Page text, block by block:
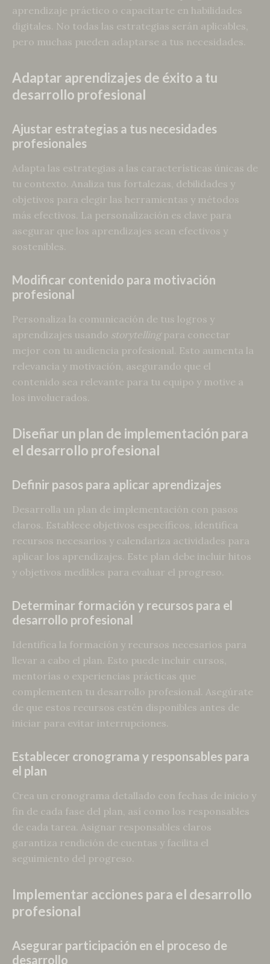
aprendizaje práctico o capacitarte en habilidades
digitales. No todas las estrategias serán aplicables,
pero muchas pueden adaptarse a tus necesidades.
Adaptar aprendizajes de éxito a tu
desarrollo profesional
Ajustar estrategias a tus necesidades
profesionales
Adapta las estrategias a las características únicas de
tu contexto. Analiza tus fortalezas, debilidades y
objetivos para elegir las herramientas y métodos
más efectivos. La personalización es clave para
asegurar que los aprendizajes sean efectivos y
sostenibles.
Modificar contenido para motivación
profesional
Personaliza la comunicación de tus logros y
aprendizajes usando storytellingpara conectar
mejor con tu audiencia profesional. Esto aumenta la
relevancia y motivación, asegurando que el
contenido sea relevante para tu equipo y motive a
los involucrados.
Diseñar un plan de implementación para
el desarrollo profesional
Definir pasos para aplicar aprendizajes
Desarrolla un plan de implementación con pasos
claros. Establece objetivos específicos, identifica
recursos necesarios y calendariza actividades para
aplicar los aprendizajes. Este plan debe incluir hitos
y objetivos medibles para evaluar el progreso.
Determinar formación y recursos para el
desarrollo profesional
Identifica la formación y recursos necesarios para
llevar a cabo el plan. Esto puede incluir cursos,
mentorías o experiencias prácticas que
complementen tu desarrollo profesional. Asegúrate
de que estos recursos estén disponibles antes de
iniciar para evitar interrupciones.
Establecer cronograma y responsables para
el plan
Crea un cronograma detallado con fechas de inicio y
fin de cada fase del plan, así como los responsables
de cada tarea. Asignar responsables claros
garantiza rendición de cuentas y facilita el
seguimiento del progreso.
Implementar acciones para el desarrollo
profesional
Asegurar participación en el proceso de
desarrollo